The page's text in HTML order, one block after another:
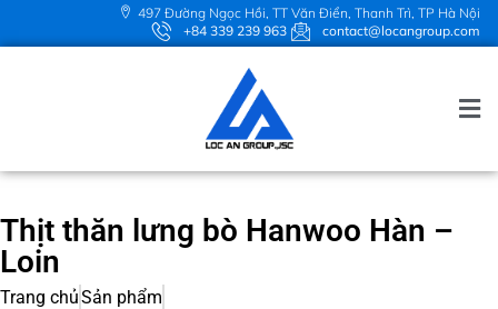
497 Đường Ngọc Hồi, TT Văn Điển, Thanh Trì, TP Hà Nội
+84 339 239 963
contact@locangroup.com
Thịt thăn lưng bò Hanwoo Hàn –
Loin
Trang chủSản phẩm